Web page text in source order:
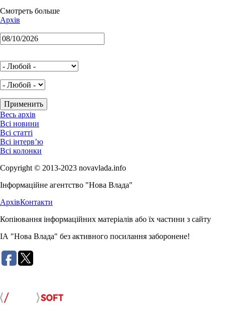
Смотреть больше
Архів
Весь архів
Всі новини
Всі статті
Всі інтерв’ю
Всі колонки
Copyright © 2013-2023 novavlada.info
Інформаційне агентство "Нова Влада"
АрхівКонтакти
Копіювання інформаційних матеріалів або їх частини з сайту
ІА "Нова Влада" без активного посилання заборонене!